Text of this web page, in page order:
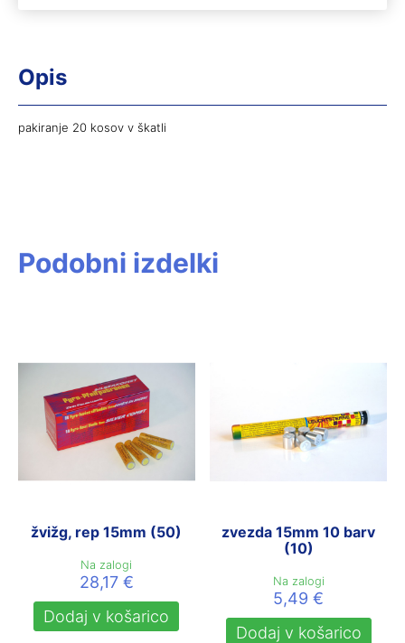
Opis
pakiranje 20 kosov v škatli
Podobni izdelki
žvižg, rep 15mm (50)
Na zalogi
28,17 €
Dodaj v košarico
zvezda 15mm 10 barv
(10)
Na zalogi
5,49€
Dodaj v košarico